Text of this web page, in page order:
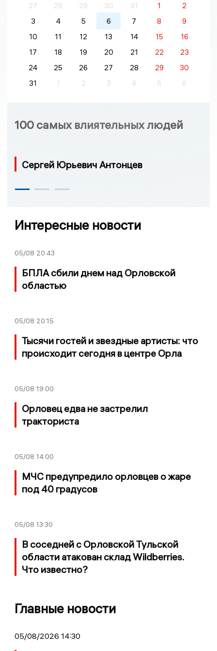
27
28 29 30 31 1
2
3
4 5 6 7 8
9
10
11 12 13 14 15
16
17
18 19 20 21 22
23
24
25 26 27 28 29
30
31
1 2 3 4 5 6
100 самых влиятельных людей
Сергей Юрьевич Антонцев
Интересные новости
05/08 20:43
БПЛА сбили днем над Орловской
областью
05/08 20:15
Тысячи гостей и звездные артисты: что
происходит сегодня в центре Орла
05/08 19:00
Орловец едва не застрелил
тракториста
05/08 14:00
МЧС предупредило орловцев о жаре
под 40 градусов
05/08 13:30
В соседней с Орловской Тульской
области атакован склад Wildberries.
Что известно?
Главные новости
05/08/2026 14:30